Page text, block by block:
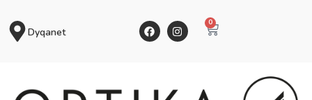
Dyqanet
0